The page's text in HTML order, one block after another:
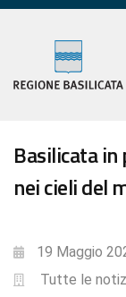
Basilicata
nei cieli del
19 Maggio
Tutte le